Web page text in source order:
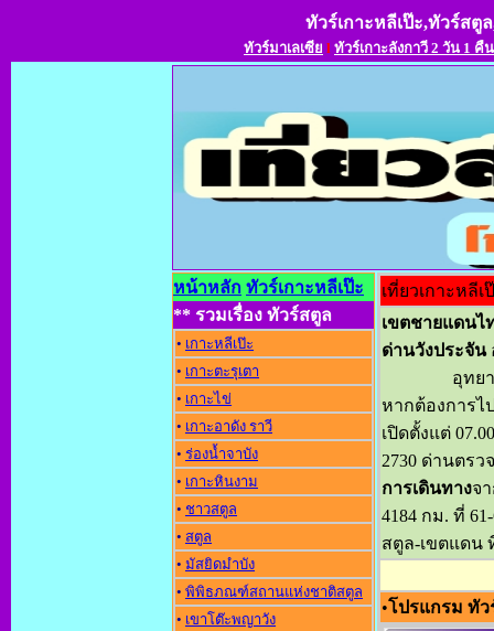
ทัวร์เกาะหลีเป๊ะ,ทัวร์สตู
ทัวร์มาเลเซีย l ทัวร์เกาะลังกาวี 2 วัน 1 คืน
หน้าหลัก ทัวร์เกาะหลีเป๊ะ
** รวมเรื่อง ทัวร์สตูล
• เกาะหลีเป๊ะ
• เกาะตะรุเตา
• เกาะไข่
• เกาะอาดัง ราว
• ร่องน้ำจาบัง
• เกาะหินงาม
• ชาวสตูล
• สตูล
• มัสยิดมำบัง
• พิพิธภณฑ์สถานแห่งชาติสตูล
• เขาโต๊ะพญาวัง
เที่ยวเกาะหลี
เขตชายแดนไ
ด่านวังประจัน
อุทยานฯตั้ง
หากต้องการไ
เปิดตั้งแต่
2730 ด่านตรว
การเดินทางจ
4184 กม. ที่
สตูล-เขตแดน
•โปรแกรม ทัว